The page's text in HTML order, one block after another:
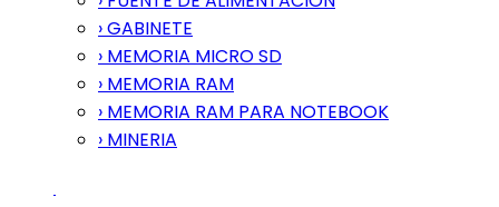
› GABINETE
› MEMORIA MICRO SD
› MEMORIA RAM
› MEMORIA RAM PARA NOTEBOOK
› MINERIA